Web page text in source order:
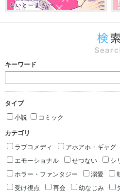
キーワード
タイプ
小説
コミック
カテゴリ
ラブコメディ
アホアホ・ギャグ
エモーショナル
せつない
シ
ホラー・ファンタジー
溺愛
受け視点
再会 幼なじみ